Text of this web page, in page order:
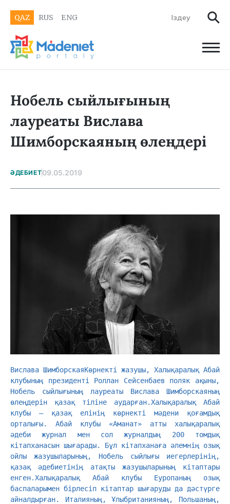
QAZ RUS ENG
Нобель сыйлығының
лауреаты Вислава
Шимборскаяның өлеңдері
ӘДЕБИЕТ09.05.2019
Вислава ШимборскаяКөрнекті жазушы, Халықаралық Абай
клубының президенті Роллан Сейсенбаев поляк ақыны,
Нобель сыйлығының лауреаты Вислава Шимборскаяның
өлеңдерін қазақ тіліне аударған.Халықаралық Абай
клубы – қазақ елінің көрнекті мәдени қоғамдық
орталығы. Абай клубы «Аманат» атты халықаралық
әдеби журнал мен сол журналдың 200 томдық
кітапханасын шығарады. Бұл кітапханаға әлемнің озық
ойлы жазушыларының, Нобель сыйлығы иегерлерінің,
қазақ әдебиетінің атақты жазушыларының кітаптары
енген.Халықаралық Абай клубы Еуропаның озық
баспаларымен бірлесіп кітаптар шығаруды да дәстүрге
айналдырған. Италияның, Ұлыбританияның, Польшаның,